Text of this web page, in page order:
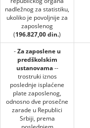
nadležnog za statistiku,
ukoliko je povoljnije za
zaposlenog
(196.827,00 din.)
-Za zaposlene u
predškolskim
ustanovama--
trostruki iznos
poslednje isplaćene
plate zaposlenog,
odnosno dve prosečne
zarade u Republici
Srbiji, prema